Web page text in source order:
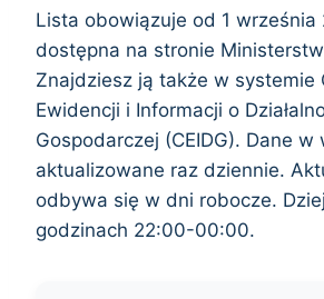
Lista obowiązuje od 1 września
dostępna na stronie
Znajdziesz ją także w systemie
Ewidencji i Informacji o
Gospodarczej (CEIDG). Dane w
aktualizowane raz dziennie.
odbywa się w dni robocze.
godzinach 22:00-00:00.